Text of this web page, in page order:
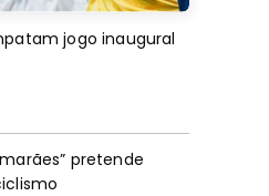
jogo inaugural
pretende